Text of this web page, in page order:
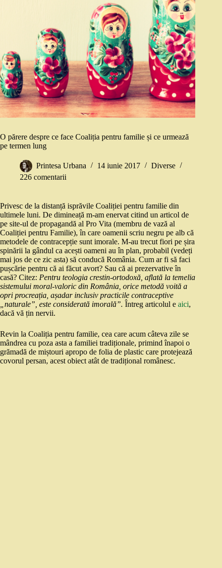
O părere despre ce face Coaliția pentru familie și ce urmează
pe termen lung
Printesa Urbana 14 iunie 2017
Diverse
226 comentarii
Privesc de la distanță isprăvile Coaliției pentru familie din
ultimele luni. De dimineață m-am enervat citind un articol de
pe site-ul de propagandă al Pro Vita (membru de vază al
Coaliției pentru Familie), în care oamenii scriu negru pe alb că
metodele de contracepție sunt imorale. M-au trecut fiori pe șira
spinării la gândul ca acești oameni au în plan, probabil (vedeți
mai jos de ce zic asta) să conducă România. Cum ar fi să faci
pușcărie pentru că ai făcut avort? Sau că ai prezervative în
casă? Citez: Pentru teologia crestin-ortodoxă, aflată la temelia
sistemului moral-valoric din România, orice metodă voită a
opri procreația, așadar inclusiv practicile contraceptive
„naturale”, este considerată imorală”. Întreg articolul e aici,
dacă vă țin nervii.
Revin la Coaliția pentru familie, cea care acum câteva zile se
mândrea cu poza asta a familiei tradiționale, primind înapoi o
grămadă de miștouri apropo de folia de plastic care protejează
covorul persan, acest obiect atât de tradițional românesc.